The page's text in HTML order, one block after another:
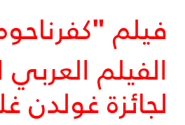
فيلم
الفيلم
لجائزة غولدن